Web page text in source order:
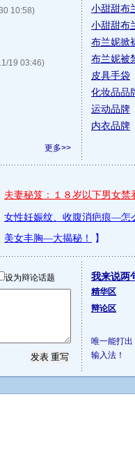
10:58)
19 03:46)
更多>>
小甜甜布
小甜甜布
布兰妮掀
布兰妮被
皮具手袋
化妆品品
运动品牌
内衣品牌
设为辩论话题 我来说两
精华区
辩论区
唯一能打出
输入法！